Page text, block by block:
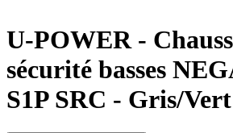
U-POWER -
sécurité basses
S1P SRC - Gris/Vert